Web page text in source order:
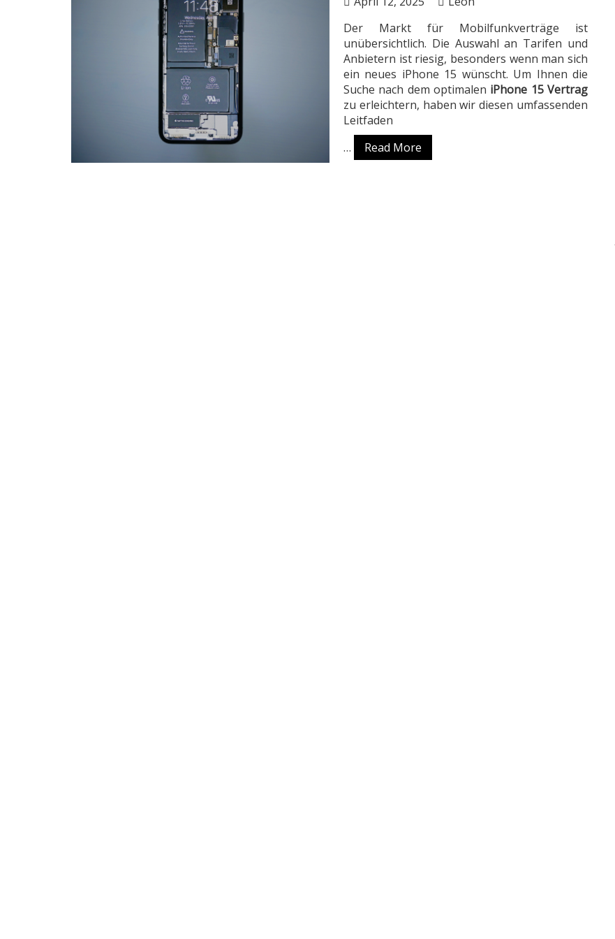
Der Markt für Mobilfunkverträge ist
unübersichtlich. Die Auswahl an Tarifen und
Anbietern ist riesig, besonders wenn man sich
ein neues iPhone 15 wünscht. Um Ihnen die
Suche nach dem optimalen iPhone 15 Vertrag
zu erleichtern, haben wir diesen umfassenden
Leitfaden
…
Read More